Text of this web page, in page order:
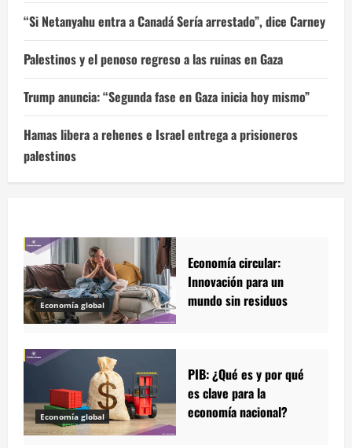
“Si Netanyahu entra a Canadá Sería arrestado”, dice Carney
Palestinos y el penoso regreso a las ruinas en Gaza
Trump anuncia: “Segunda fase en Gaza inicia hoy mismo”
Hamas libera a rehenes e Israel entrega a prisioneros
palestinos
Economía global
Economía circular:
Innovación para un
mundo sin residuos
Economía global
PIB: ¿Qué es y por qué
es clave para la
economía nacional?